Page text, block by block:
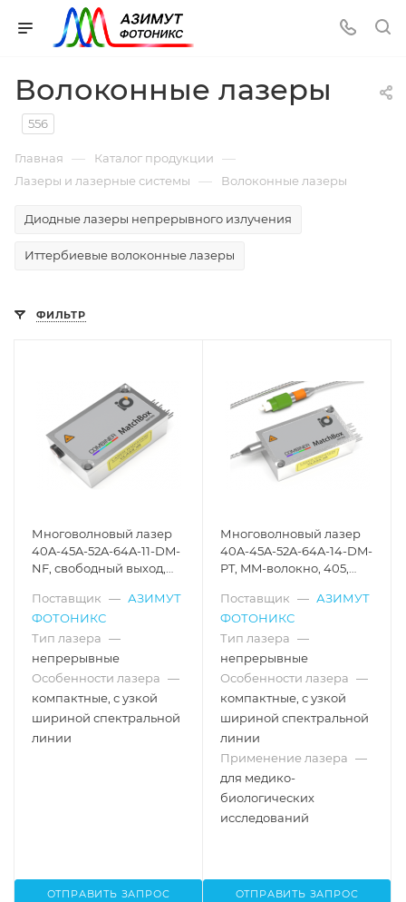
Волоконные лазеры
556
Главная — Каталог продукции —
Лазеры и лазерные системы — Волоконные лазеры
Диодные лазеры непрерывного излучения
Иттербиевые волоконные лазеры
ФИЛЬТР
Многоволновый лазер
40A-45A-52A-64A-11-DM-
NF, свободный выход,
Поставщик — АЗИМУТ
ФОТОНИКС
Тип лазера —
непрерывные
Особенности лазера —
компактные, с узкой
шириной спектральной
линии
ОТПРАВИТЬ ЗАПРОС
Многоволновый лазер
40A-45A-52A-64A-14-DM-
PT, MM-волокно, 405,
Поставщик — АЗИМУТ
ФОТОНИКС
Тип лазера —
непрерывные
Особенности лазера —
компактные, с узкой
шириной спектральной
линии
Применение лазера —
для медико-
биологических
исследований
ОТПРАВИТЬ ЗАПРОС